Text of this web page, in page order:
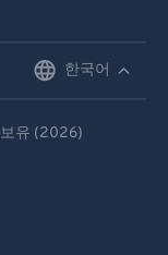
한국어
유 (2026)